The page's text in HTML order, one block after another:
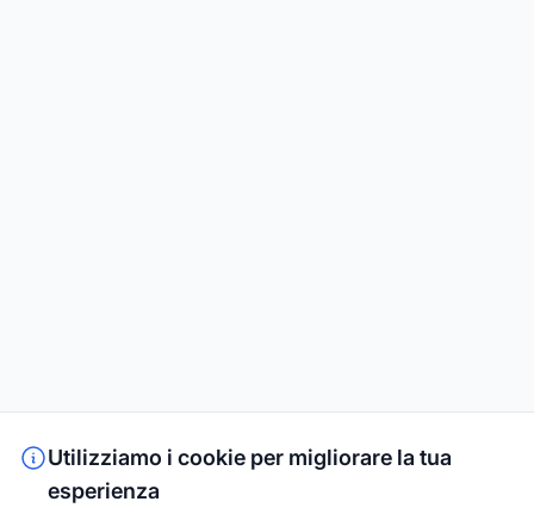
Utilizziamo i cookie per migliorare la tua
esperienza